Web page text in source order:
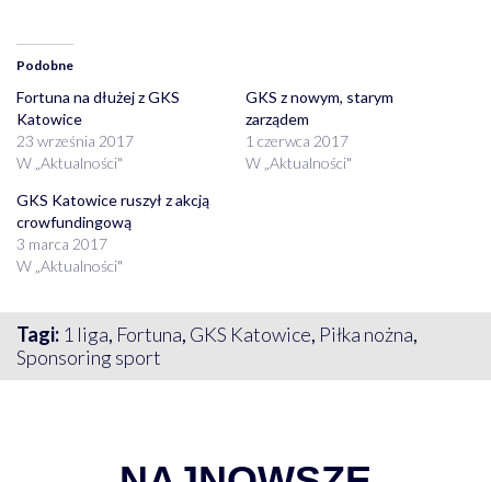
Podobne
Fortuna na dłużej z GKS
Katowice
23 września 2017
W „Aktualności"
GKS z nowym, starym
zarządem
1 czerwca 2017
W „Aktualności"
GKS Katowice ruszył z akcją
crowfundingową
3 marca 2017
W „Aktualności"
Tagi: 1 liga, Fortuna, GKS Katowice, Piłka nożna,
Sponsoring sport